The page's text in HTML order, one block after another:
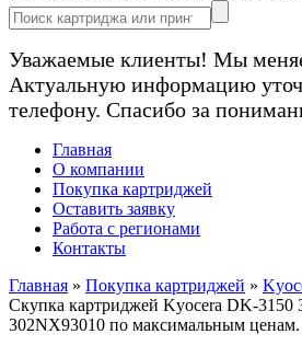
Уважаемые клиенты! Мы
Актуальную информацию
телефону. Спасибо за
Главная
О компании
Покупка картриджей
Оставить заявку
Работа с регионами
Контакты
Главная » Покупка картриджей »
Скупка картриджей Kyocera DK-3150
302NX93010 по максимальным ценам.